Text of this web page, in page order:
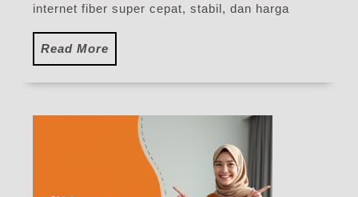
internet fiber super cepat, stabil, dan harga
Read More
More